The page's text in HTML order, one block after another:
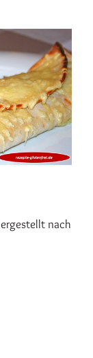
nach